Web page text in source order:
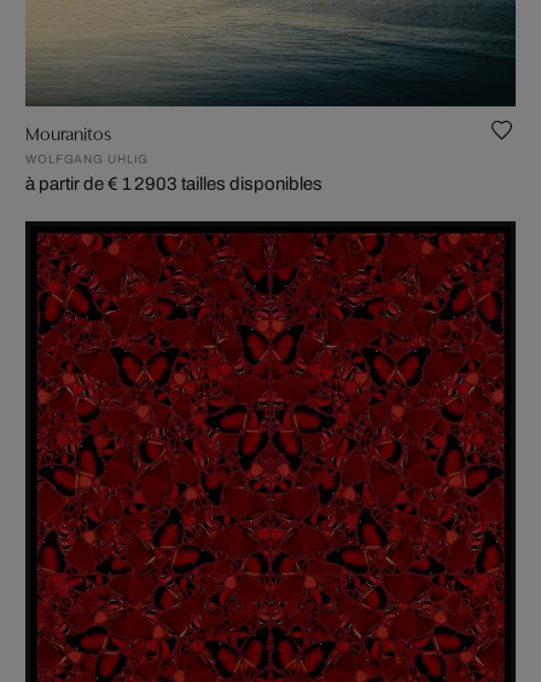
Mouranitos
WOLFGANG UHLIG
à partir de € 1 2903 tailles disponibles